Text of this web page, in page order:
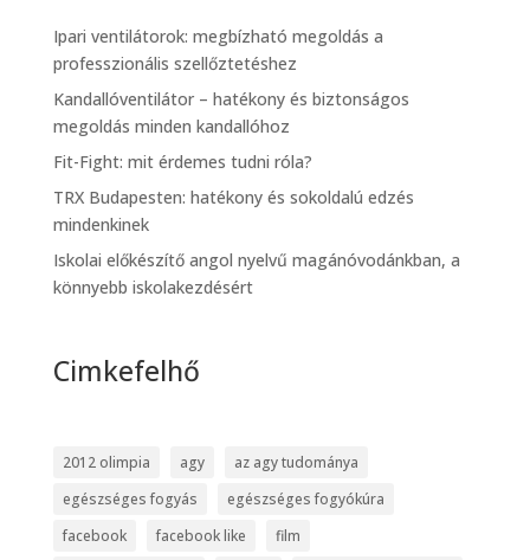
Ipari ventilátorok: megbízható megoldás a
professzionális szellőztetéshez
Kandallóventilátor – hatékony és biztonságos
megoldás minden kandallóhoz
Fit-Fight: mit érdemes tudni róla?
TRX Budapesten: hatékony és sokoldalú edzés
mindenkinek
Iskolai előkészítő angol nyelvű magánóvodánkban, a
könnyebb iskolakezdésért
Cimkefelhő
2012 olimpia agy
az agy tudománya
egészséges fogyás
egészséges fogyókúra
facebook
facebook like
film